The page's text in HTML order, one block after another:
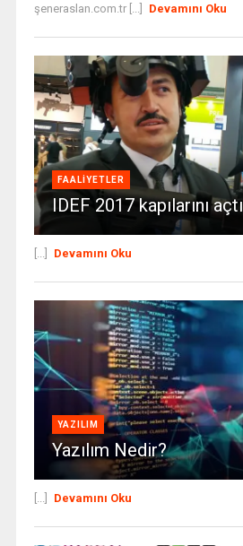
şeneraslan.com.tr [...]
Devamını Oku
FAALIYETLER
IDEF 2017 kapılarını açtı
Devamını Oku
YAZILIM
Yazılım Nedir?
Devamını Oku